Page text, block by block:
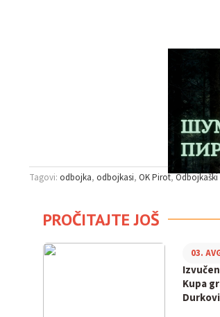
Tagovi: odbojka odbojkasi OK Pirot
PROČITAJTE JOŠ
Kupa
03.